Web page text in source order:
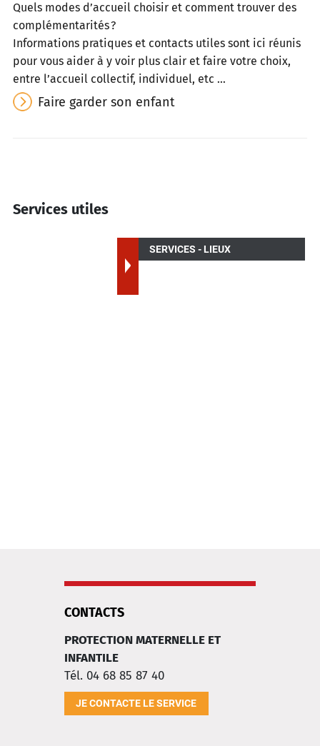
Quels modes d’accueil choisir et comment trouver des
complémentarités ?
Informations pratiques et contacts utiles sont ici réunis
pour vous aider à y voir plus clair et faire votre choix,
entre l’accueil collectif, individuel, etc …
Faire garder son enfant
Services utiles
SERVICES - LIEUX
CONTACTS
PROTECTION MATERNELLE ET
INFANTILE
Tél. 04 68 85 87 40
JE CONTACTE LE SERVICE